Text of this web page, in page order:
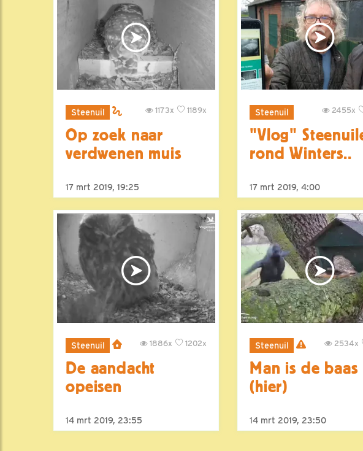
Steenuil 1189x
1173x
Op zoek naar
verdwenen muis
17 mrt 2019, 19:25
Steenuil 2455x
"Vlog"
rond Winters..
17 mrt 2019, 4:00
Steenuil 1202x
1886x
De aandacht
opeisen
14 mrt 2019, 23:55
Steenuil 2534x
Man is de baas
(hier)
14 mrt 2019, 23:50